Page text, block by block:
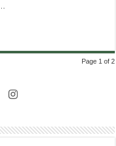
Page 1 of 2